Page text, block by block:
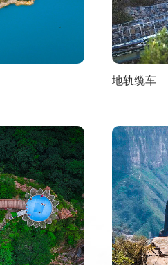
地轨缆车